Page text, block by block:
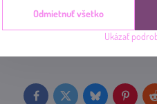
FacebookTwitterBluesky
Ukázať
Odmietnuť všetko